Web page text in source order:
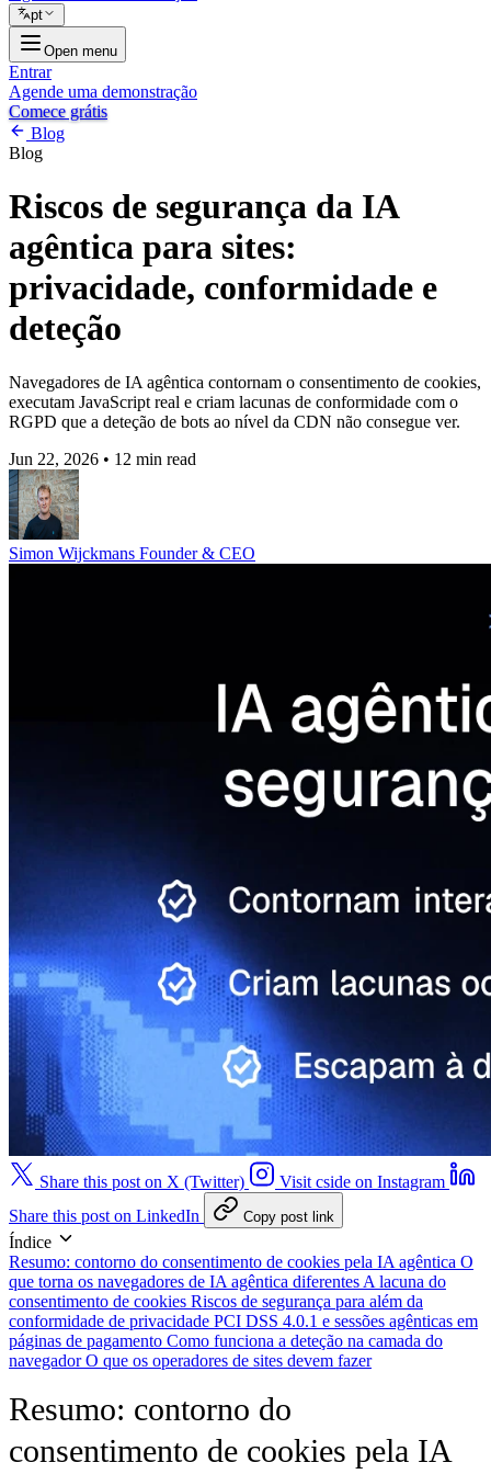
pt
Open menu
Entrar
Agende uma demonstração
Comece grátis
Blog
Blog
Riscos de segurança da IA
agêntica para sites:
privacidade, conformidade e
deteção
Navegadores de IA agêntica contornam o consentimento de cookies,
executam JavaScript real e criam lacunas de conformidade com o
RGPD que a deteção de bots ao nível da CDN não consegue ver.
Jun 22, 2026 • 12 min read
Simon Wijckmans Founder & CEO
Share this post on X (Twitter)
Visit cside on Instagram
Share this post on LinkedIn
Copy post link
Índice
Resumo: contorno do consentimento de cookies pela IA agêntica O
que torna os navegadores de IA agêntica diferentes A lacuna do
consentimento de cookies Riscos de segurança para além da
conformidade de privacidade PCI DSS 4.0.1 e sessões agênticas em
páginas de pagamento Como funciona a deteção na camada do
navegadorO que os operadores de sites devem fazer
Resumo: contorno do
consentimento de cookies pela IA